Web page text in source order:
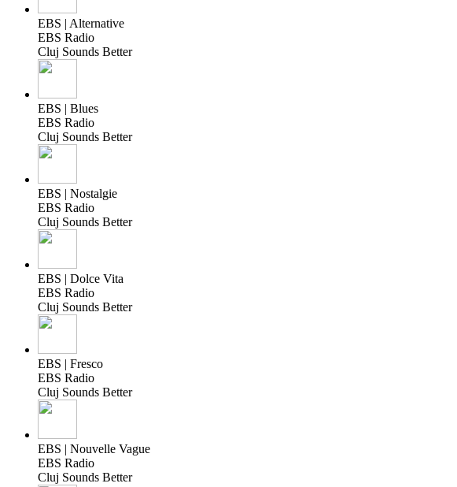
EBS | Alternative
EBS Radio
Cluj Sounds Better
EBS | Blues
EBS Radio
Cluj Sounds Better
EBS | Nostalgie
EBS Radio
Cluj Sounds Better
EBS | Dolce Vita
EBS Radio
Cluj Sounds Better
EBS | Fresco
EBS Radio
Cluj Sounds Better
EBS | Nouvelle Vague
EBS Radio
Cluj Sounds Better